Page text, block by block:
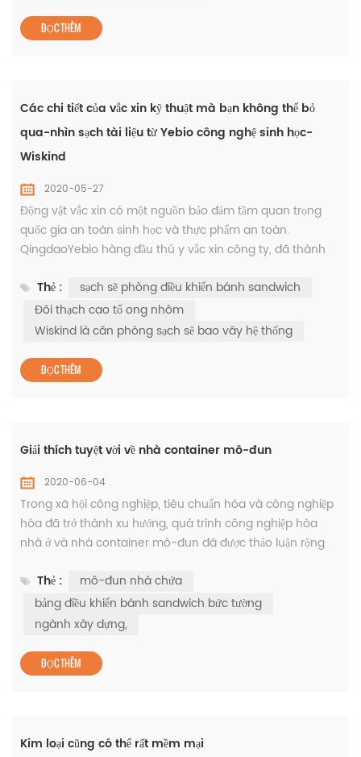
ĐỌC THÊM
Các chi tiết của vắc xin kỹ thuật mà bạn không thể bỏ
qua-nhìn sạch tài liệu từ Yebio công nghệ sinh học-
Wiskind
2020-05-27
Động vật vắc xin có một nguồn bảo đảm tầm quan trọng
quốc gia an toàn sinh học và thực phẩm an toàn.
QingdaoYebio hàng đầu thú y vắc xin công ty, đã thành
trong Yibang công nghệ Sinh học khu Công nghiệp. Trong
giai đoạn ba của các dự án,Wiskind là căn phòng sạch sẽ
bao vây hệ thống đã được áp dụng để tạo ra một tiêu
Thẻ :
sạch sẽ phòng điều khiển bánh sandwich
Đôi thạch cao tổ ong nhôm
Wiskind là căn phòng sạch sẽ bao vây hệ thống
ĐỌC THÊM
Giải thích tuyệt vời về nhà container mô-đun
2020-06-04
Trong xã hội công nghiệp, tiêu chuẩn hóa và công nghiệp
hóa đã trở thành xu hướng, quá trình công nghiệp hóa
nhà ở và nhà container mô-đun đã được thảo luận rộng
dạng mô-đun đã được áp dụng vào giữa thế kỷ trước. Kể từ
đầu thế kỷ mới, nhu cầu lớn về nhà ở và nhà ở du lịch của
Trung Quốc, cùng với việc nghiên cứu và triển khai nhà ở
Thẻ :
mô-đun nhà chứa
bảng điều khiển bánh sandwich bức tường
ngành xây dựng,
ĐỌC THÊM
Kim loại cũng có thể rất mềm mại